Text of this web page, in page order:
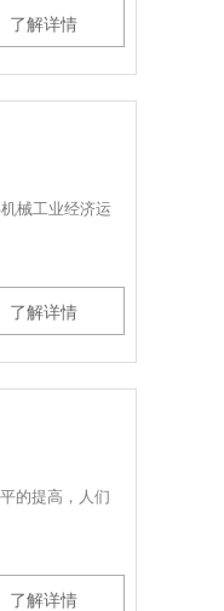
了解详情
械工业经济运
了解详情
的提高，人们
了解详情